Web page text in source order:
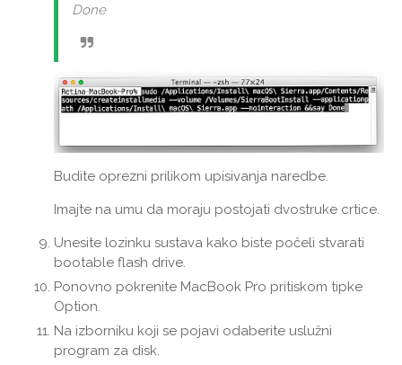
Done
Budite oprezni prilikom upisivanja naredbe.
Imajte na umu da moraju postojati dvostruke crtice.
Unesite lozinku sustava kako biste počeli stvarati
bootable flash drive.
Ponovno pokrenite MacBook Pro pritiskom tipke
Option.
Na izborniku koji se pojavi odaberite uslužni
program za disk.